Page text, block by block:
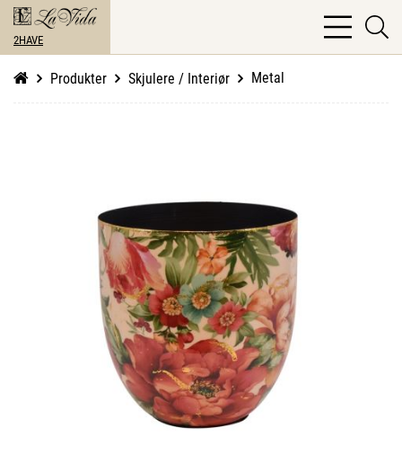
2HAVE
bars
light
Produkter Skjulere / Interiør Metal